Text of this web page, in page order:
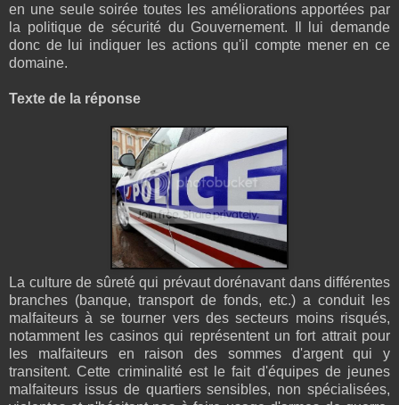
en une seule soirée toutes les améliorations apportées par
la politique de sécurité du Gouvernement. Il lui demande
donc de lui indiquer les actions qu'il compte mener en ce
domaine.
Texte de la réponse
La culture de sûreté qui prévaut dorénavant dans différentes
branches (banque, transport de fonds, etc.) a conduit les
malfaiteurs à se tourner vers des secteurs moins risqués,
notamment les casinos qui représentent un fort attrait pour
les malfaiteurs en raison des sommes d'argent qui y
transitent. Cette criminalité est le fait d'équipes de jeunes
malfaiteurs issus de quartiers sensibles, non spécialisées,